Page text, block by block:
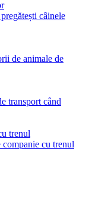
câinele
de animale de
transport când
cu trenul